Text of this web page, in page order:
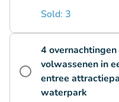
Sold: 3
4 overnachtingen
volwassenen in
entree
waterpark